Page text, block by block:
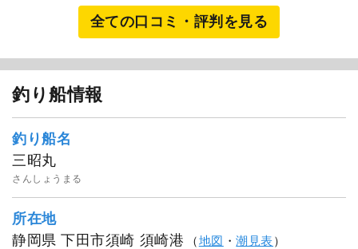
全ての口コミ・評判を見る
釣り船情報
釣り船名
三昭丸
さんしょうまる
所在地
静岡県 下田市須崎 須崎港
（地図 ・潮見表）